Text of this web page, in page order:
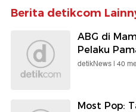
Berita detikcom
ABG di
Pelaku
detikNews | 40
Most Pop: